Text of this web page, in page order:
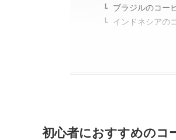
ブラジルのコー
インドネシアの
初心者におすすめのコ